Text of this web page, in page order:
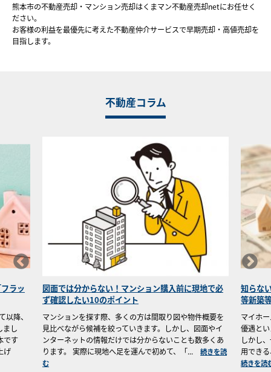
熊本市の不動産売却・マンション売却はくまマン不動産売却netにお任せく
ださい。
お客様の利益を最優先に考えた不動産仲介サービスで早期売却・高値売却を
目指します。
不動産コラム
で必
概要を
やイ
多くあ
続きを読
知らないと損！認定住宅なら受けられる「認定住宅
等新築等特別税額控除」とは？
マイホームを購入する際、多くの方が思い浮かべる税制
優遇といえば「住宅ローン控除」ではないでしょうか。
しかし、一定の性能を備えた住宅を取得した方だけが利
用できる、もう一つの税制優遇制度があります。それ...
続きを読む
マンシ
おきた
マンシ
育てた
ている
め、「
続きを